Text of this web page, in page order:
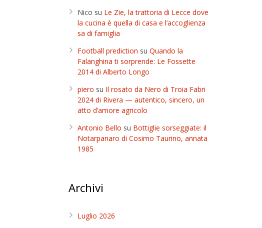
Nico su Le Zie, la trattoria di Lecce dove
la cucina è quella di casa e l’accoglienza
sa di famiglia
Football prediction su Quando la
Falanghina ti sorprende: Le Fossette
2014 di Alberto Longo
piero su Il rosato da Nero di Troia Fabri
2024 di Rivera — autentico, sincero, un
atto d’amore agricolo
Antonio Bello su Bottiglie sorseggiate: il
Notarpanaro di Cosimo Taurino, annata
1985
Archivi
Luglio 2026